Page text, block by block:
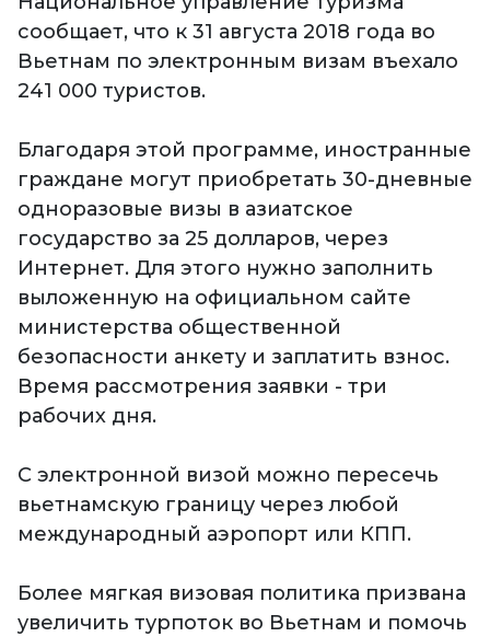
сообщает, что к 31 августа 2018 года во
Вьетнам по электронным визам въехало
241 000 туристов.
Благодаря этой программе, иностранные
граждане могут приобретать 30-дневные
одноразовые визы в азиатское
государство за 25 долларов, через
Интернет. Для этого нужно заполнить
выложенную на официальном сайте
министерства общественной
безопасности анкету и заплатить взнос.
Время рассмотрения заявки - три
рабочих дня.
С электронной визой можно пересечь
вьетнамскую границу через любой
международный аэропорт или КПП.
Более мягкая визовая политика призвана
увеличить турпоток во Вьетнам и помочь